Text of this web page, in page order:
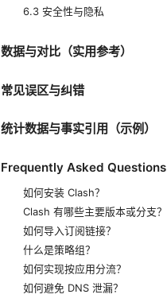
6.3 安全性与隐私
数据与对比（实用参考）
常见误区与纠错
统计数据与事实引用（示例）
Frequently Asked Questions
如何安装 Clash？
Clash 有哪些主要版本或分支？
如何导入订阅链接？
什么是策略组？
如何实现按应用分流？
如何避免 DNS 泄漏？